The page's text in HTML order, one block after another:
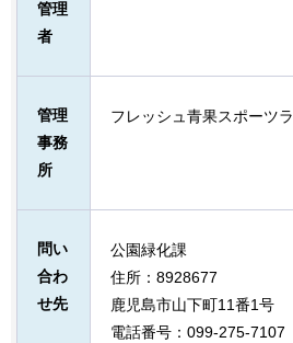
管理
者
管理
事務
所
フレッシュ青果スポーツ
問い
合わ
せ先
公園緑化課
住所：8928677
鹿児島市山下町11番1号
電話番号：099-275-7107